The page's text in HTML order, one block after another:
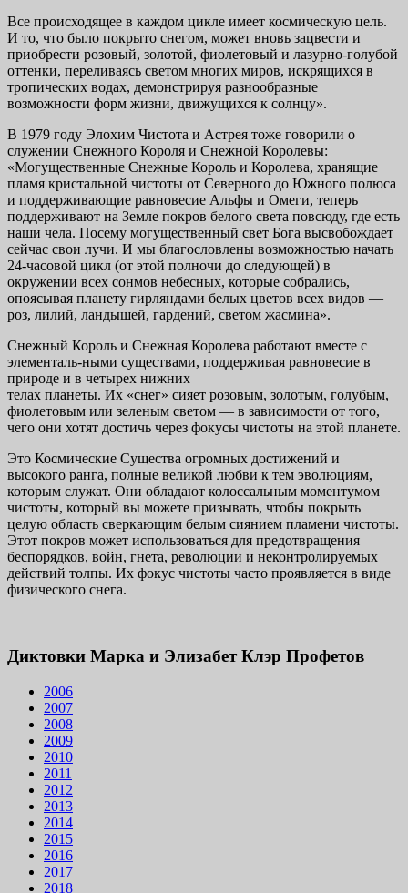
Все происходящее в каждом цикле имеет космическую цель.
И то, что было покрыто снегом, может вновь зацвести и
приобрести розовый, золо­той, фиолетовый и лазурно-голубой
оттенки, переливаясь светом многих миров, искрящихся в
тропических водах, демонстрируя разнообразные
возможности форм жизни, движущихся к солнцу».
В 1979 году Элохим Чистота и Астрея тоже говорили о
служении Снеж­ного Короля и Снежной Королевы:
«Могущественные Снежные Король и Королева, хранящие
пламя кристальной чистоты от Северного до Южного полюса
и поддерживающие равновесие Альфы и Омеги, теперь
поддержи­вают на Земле покров белого света повсюду, где есть
наши чела. Посему мо­гущественный свет Бога высвобождает
сейчас свои лучи. И мы благослов­лены возможностью начать
24-часовой цикл (от этой полночи до следую­щей) в
окружении всех сонмов небесных, которые собрались,
опоясывая планету гирляндами белых цветов всех видов —
роз, лилий, ландышей, гар­дений, светом жасмина».
Снежный Король и Снежная Королева работают вместе с
элементаль-ными существами, поддерживая равновесие в
природе и в четырех нижних
телах планеты. Их «снег» сияет розовым, золотым, голубым,
фиолетовым или зеленым светом — в зависимости от того,
чего они хотят достичь через фокусы чистоты на этой планете.
Это Космические Существа огромных достижений и
высокого ранга, полные великой любви к тем эволюциям,
которым служат. Они обладают колоссальным моментумом
чистоты, который вы можете призывать, чтобы покрыть
целую область сверкающим белым сиянием пламени чистоты.
Этот покров может использоваться для предотвращения
беспорядков, войн, гнета, революции и неконтролируемых
действий толпы. Их фокус чистоты часто проявляется в виде
физического снега.
Диктовки Марка и Элизабет Клэр Профетов
2006
2007
2008
2009
2010
2011
2012
2013
2014
2015
2016
2017
2018